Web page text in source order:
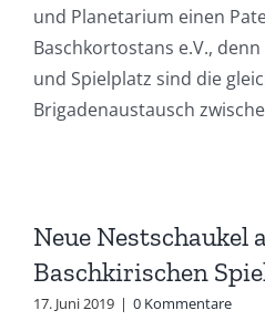
und Planetarium einen
Baschkortostans e.V.,
und Spielplatz sind die
Brigadenaustausch
Neue Nestschaukel
Baschkirischen
17. Juni 2019 | 0 Kommentare